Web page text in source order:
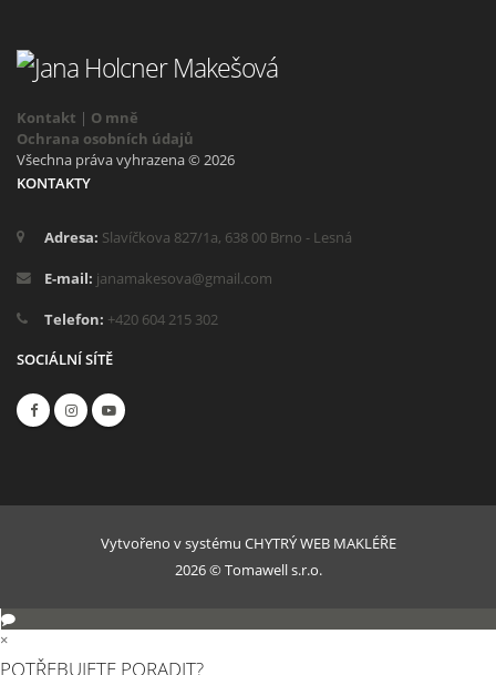
Kontakt | O mně
Ochrana osobních údajů
Všechna práva vyhrazena © 2026
KONTAKTY
Adresa: Slavíčkova 827/1a, 638 00 Brno - Lesná
E-mail: janamakesova@gmail.com
Telefon: +420 604 215 302
SOCIÁLNÍ SÍTĚ
Vytvořeno v systému CHYTRÝ WEB MAKLÉŘE
2026 © Tomawell s.r.o.
×
POTŘEBUJETE PORADIT?